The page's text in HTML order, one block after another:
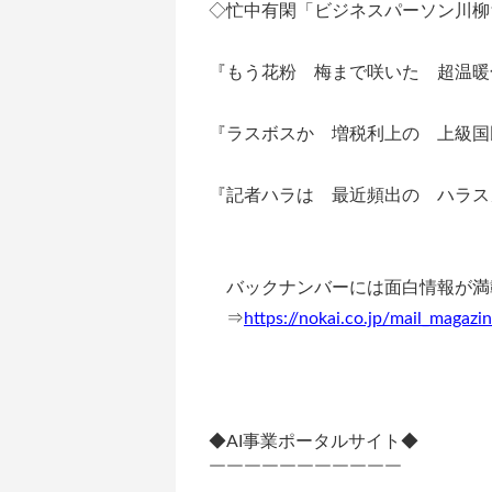
◇忙中有閑「ビジネスパーソン川
『もう花粉 梅まで咲いた 超温暖
『ラスボスか 増税利上の 上級国
『記者ハラは 最近頻出の ハラス
バックナンバーには面白情報が
⇒https://nokai.co.jp/
◆AI事業ポータルサイト◆
￣￣￣￣￣￣￣￣￣￣￣